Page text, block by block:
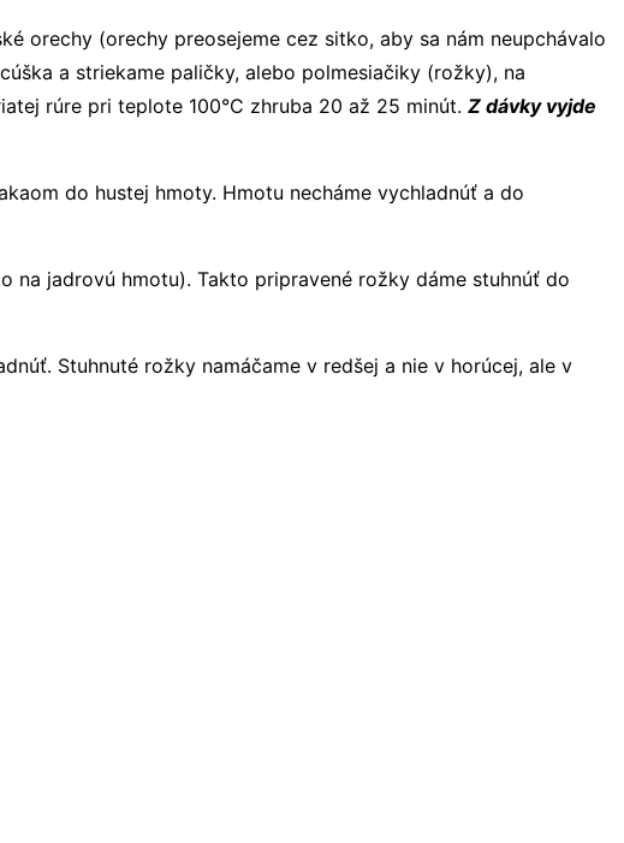
orechy (orechy preosejeme cez sitko, aby sa nám neupchávalo
a striekame paličky, alebo polmesiačiky (rožky), na
rúre pri teplote 100°C zhruba 20 až 25 minút. Z dávky vyjde
do hustej hmoty. Hmotu necháme vychladnúť a do
na jadrovú hmotu). Takto pripravené rožky dáme stuhnúť do
Stuhnuté rožky namáčame v redšej a nie v horúcej, ale v